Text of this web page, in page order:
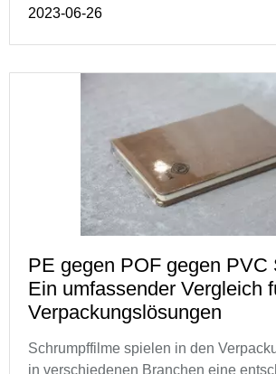
2023-06-26
PE gegen POF gegen PVC
Ein umfassender Vergleich
Verpackungslösungen
Schrumpffilme spielen in den
in verschiedenen Branchen eine